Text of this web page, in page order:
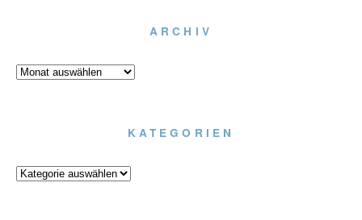
ARCHIV
Archiv
KATEGORIEN
Kategorien